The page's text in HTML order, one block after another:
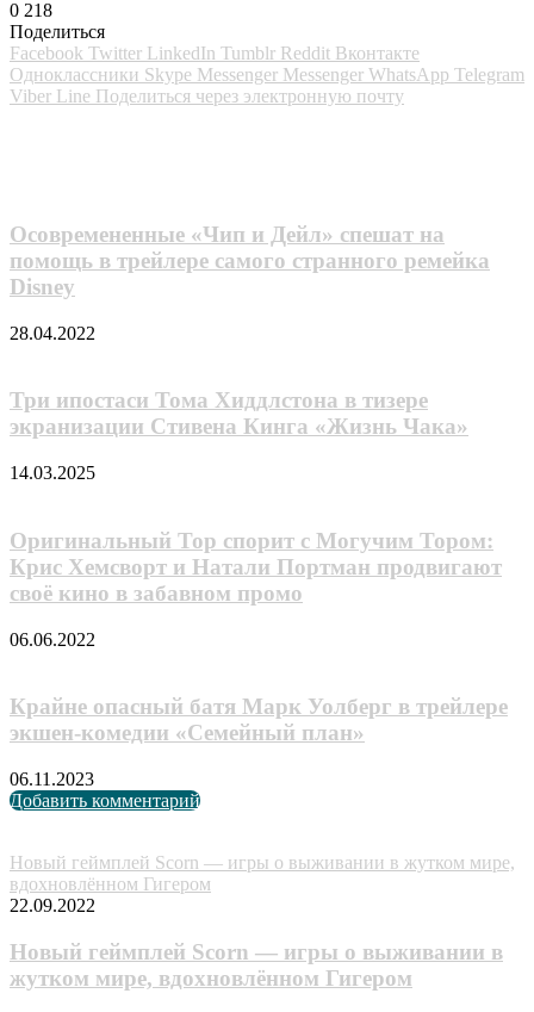
0 218
Поделиться
Facebook Twitter LinkedIn Tumblr Reddit Вконтакте
Одноклассники Skype Messenger Messenger WhatsApp Telegram
Viber Line Поделиться через электронную почту
Осовремененные «Чип и Дейл» спешат на
помощь в трейлере самого странного ремейка
Disney
28.04.2022
Три ипостаси Тома Хиддлстона в тизере
экранизации Стивена Кинга «Жизнь Чака»
14.03.2025
Оригинальный Тор спорит с Могучим Тором:
Крис Хемсворт и Натали Портман продвигают
своё кино в забавном промо
06.06.2022
Крайне опасный батя Марк Уолберг в трейлере
экшен-комедии «Семейный план»
06.11.2023
Добавить комментарий
Новый геймплей Scorn — игры о выживании в жутком мире,
вдохновлённом Гигером
22.09.2022
Новый геймплей Scorn — игры о выживании в
жутком мире, вдохновлённом Гигером